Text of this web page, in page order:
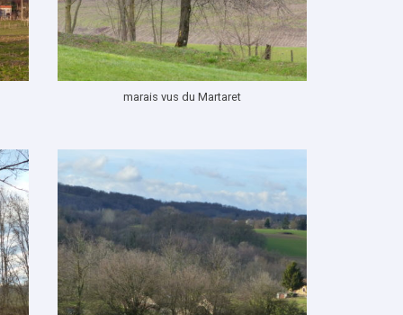
marais vus du Martaret